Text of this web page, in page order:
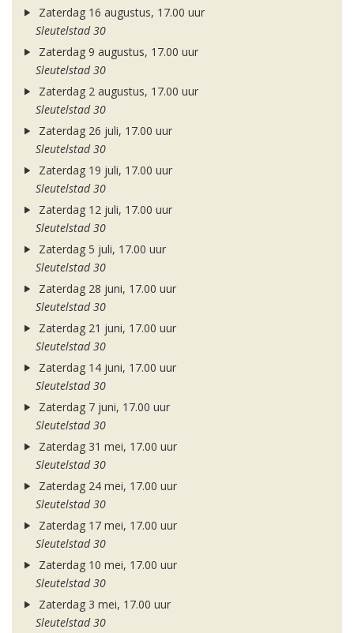
Zaterdag 16 augustus, 17.00 uur
Sleutelstad 30
Zaterdag 9 augustus, 17.00 uur
Sleutelstad 30
Zaterdag 2 augustus, 17.00 uur
Sleutelstad 30
Zaterdag 26 juli, 17.00 uur
Sleutelstad 30
Zaterdag 19 juli, 17.00 uur
Sleutelstad 30
Zaterdag 12 juli, 17.00 uur
Sleutelstad 30
Zaterdag 5 juli, 17.00 uur
Sleutelstad 30
Zaterdag 28 juni, 17.00 uur
Sleutelstad 30
Zaterdag 21 juni, 17.00 uur
Sleutelstad 30
Zaterdag 14 juni, 17.00 uur
Sleutelstad 30
Zaterdag 7 juni, 17.00 uur
Sleutelstad 30
Zaterdag 31 mei, 17.00 uur
Sleutelstad 30
Zaterdag 24 mei, 17.00 uur
Sleutelstad 30
Zaterdag 17 mei, 17.00 uur
Sleutelstad 30
Zaterdag 10 mei, 17.00 uur
Sleutelstad 30
Zaterdag 3 mei, 17.00 uur
Sleutelstad 30